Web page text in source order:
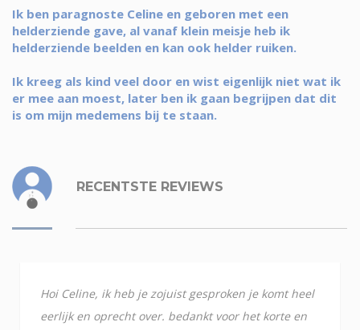
Ik ben paragnoste Celine en geboren met een
helderziende gave, al vanaf klein meisje heb ik
helderziende beelden en kan ook helder ruiken.
Ik kreeg als kind veel door en wist eigenlijk niet wat ik
er mee aan moest, later ben ik gaan begrijpen dat dit
is om mijn medemens bij te staan.
RECENTSTE REVIEWS
Hoi Celine, ik heb je zojuist gesproken je komt heel
eerlijk en oprecht over. bedankt voor het korte en